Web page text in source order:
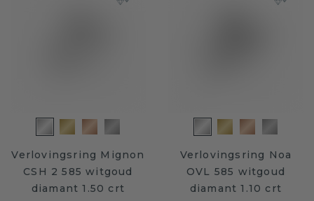
Verlovingsring Mignon
CSH 2 585 witgoud
diamant 1.50 crt
Verlovingsring Noa
OVL 585 witgoud
diamant 1.10 crt